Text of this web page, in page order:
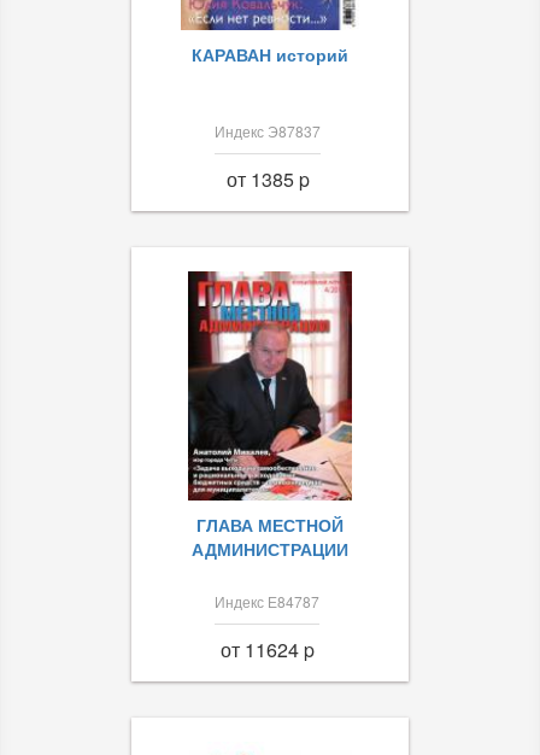
КАРАВАН историй
Индекс Э87837
от 1385 p
ГЛАВА МЕСТНОЙ
АДМИНИСТРАЦИИ
Индекс Е84787
от 11624 p